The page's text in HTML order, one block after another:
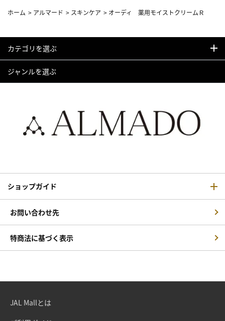
ホーム > アルマード > スキンケア > オーディ 薬用モイストクリームＲ
カテゴリを選ぶ
ジャンルを選ぶ
ショップガイド
お問い合わせ先
特商法に基づく表示
JAL Mallとは